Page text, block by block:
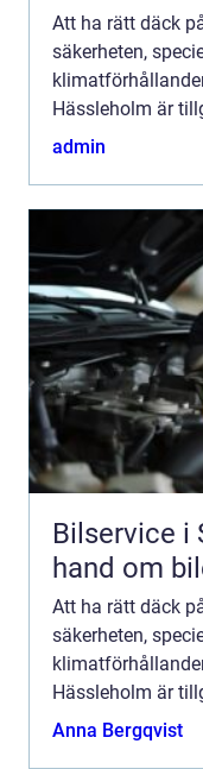
Att ha rätt däck
säkerheten,
Hässleholm är
admin
Bilservice i
hand om
Att ha rätt däck
säkerheten,
Hässleholm är
Anna Bergqvist